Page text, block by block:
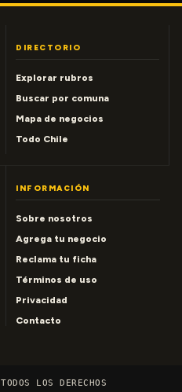
DIRECTORIO
Explorar rubros
Buscar por comuna
Mapa de negocios
Todo Chile
INFORMACIÓN
Sobre nosotros
Agrega tu negocio
Reclama tu ficha
Términos de uso
Privacidad
Contacto
LOS DERECHOS